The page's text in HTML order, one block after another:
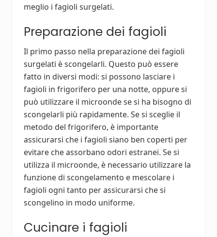
meglio i fagioli surgelati.
Preparazione dei fagioli
Il primo passo nella preparazione dei fagioli
surgelati è scongelarli. Questo può essere
fatto in diversi modi: si possono lasciare i
fagioli in frigorifero per una notte, oppure si
può utilizzare il microonde se si ha bisogno di
scongelarli più rapidamente. Se si sceglie il
metodo del frigorifero, è importante
assicurarsi che i fagioli siano ben coperti per
evitare che assorbano odori estranei. Se si
utilizza il microonde, è necessario utilizzare la
funzione di scongelamento e mescolare i
fagioli ogni tanto per assicurarsi che si
scongelino in modo uniforme.
Cucinare i fagioli